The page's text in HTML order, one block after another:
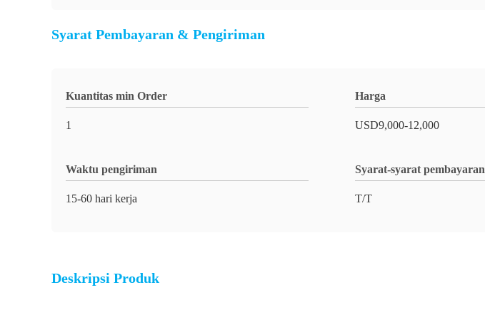
Syarat Pembayaran & Pengiriman
Kuantitas min Order
1
Harga
USD9,000-12,000
Waktu pengiriman
15-60 hari kerja
Syarat-syarat pembayaran
T/T
Deskripsi Produk